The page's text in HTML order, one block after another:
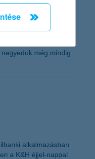
még mindig
alkalmazásban
a K&H éjjel-nappal